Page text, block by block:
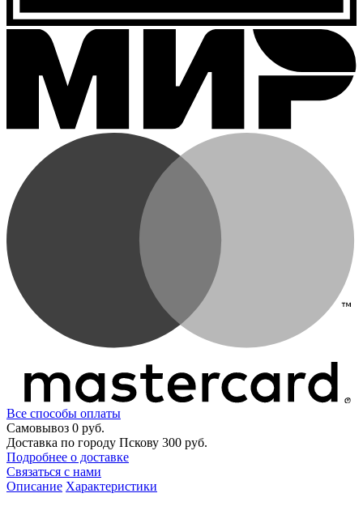
Все способы оплаты
Самовывоз 0 руб.
Доставка по городу Пскову 300 руб.
Подробнее о доставке
Связаться с нами
Описание Характеристики